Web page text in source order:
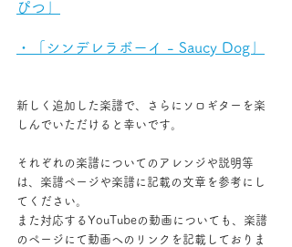
ぴつ」
・「シンデレラボーイ - Saucy Dog」
新しく追加した楽譜で、さらにソロギターを楽
しんでいただけると幸いです。
それぞれの楽譜についてのアレンジや説明等
は、楽譜ページや楽譜に記載の文章を参考にし
てください。
また対応するYouTubeの動画についても、楽譜
のページにて動画へのリンクを記載しておりま